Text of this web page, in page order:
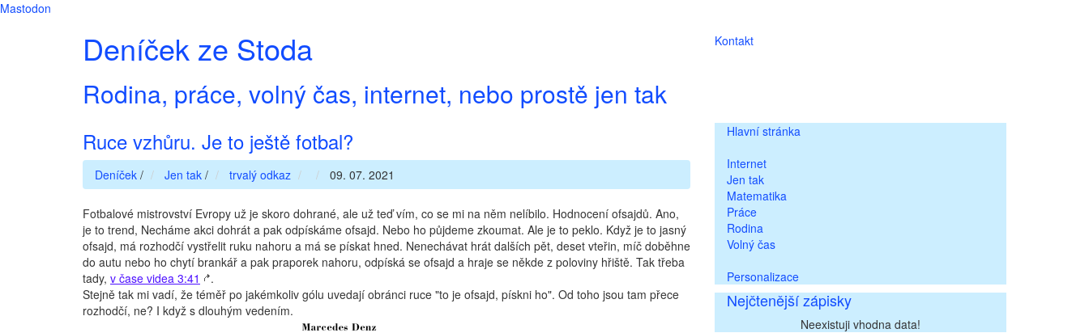
Mastodon
Deníček ze Stoda
Rodina, práce, volný čas, internet, nebo prostě jen tak
Kontakt
Ruce vzhůru. Je to ještě fotbal?
Deníček / Jen tak / trvalý odkaz 09. 07. 2021
Fotbalové mistrovství Evropy už je skoro dohrané, ale už teď vím, co se mi na něm nelíbilo. Hodnocení ofsajdů. Ano,
je to trend, Necháme akci dohrát a pak odpískáme ofsajd. Nebo ho půjdeme zkoumat. Ale je to peklo. Když je to jasný
ofsajd, má rozhodčí vystřelit ruku nahoru a má se pískat hned. Nenechávat hrát dalších pět, deset vteřin, míč doběhne
do autu nebo ho chytí brankář a pak praporek nahoru, odpíská se ofsajd a hraje se někde z poloviny hřiště. Tak třeba
tady, v čase videa 3:41
.
Stejně tak mi vadí, že téměř po jakémkoliv gólu uvedají obránci ruce "to je ofsajd, pískni ho". Od toho jsou tam přece
rozhodčí, ne? I když s dlouhým vedením.
Hlavní stránka
Internet
Jen tak
Matematika
Práce
Rodina
Volný čas
Personalizace
Nejčtenější zápisky
Neexistuji vhodna data!